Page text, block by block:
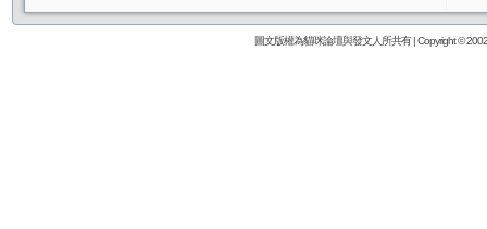
圖文版權為貓咪論壇與發文人所共有 | Copyright ©